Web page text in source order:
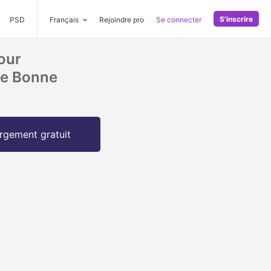
PSD Français Rejoindre pro Se connecter S'inscrire
Bonne
gratuit